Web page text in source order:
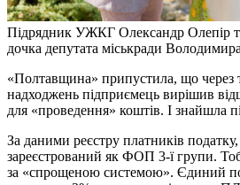
Підрядник УЖКГ Олександр Олепір
дочка депутата міськради
«Полтавщина» припустила, що через
надходжень підприємець вирішив
для «проведення» коштів. І знайшла
За даними реєстру платників
зареєстрований як ФОП 3-ї групи.
за «спрощеною системою». Єдиний